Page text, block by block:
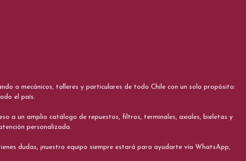
a mecánicos, talleres y particulares de todo Chile con un solo propósito:
el país.
a un amplio catálogo de repuestos, filtros, terminales, axiales, bieletas y
personalizada.
dudas, ¡nuestro equipo siempre estará para ayudarte vía WhatsApp,